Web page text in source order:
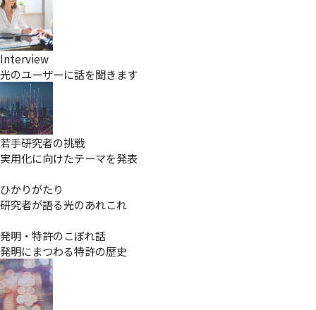
Interview
光のユーザーに話を聞きます
若手研究者の挑戦
実用化に向けたテーマを発表
ひかりがたり
研究者が語る光のあれこれ
発明・特許のこぼれ話
発明にまつわる特許の歴史